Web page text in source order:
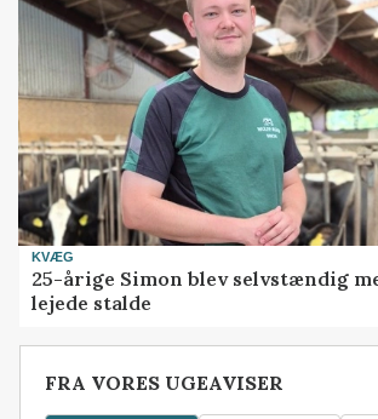
KVÆG
25-årige Simon blev selvstændig
lejede stalde
FRA VORES UGEAVISER